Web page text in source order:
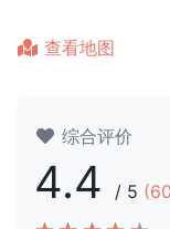
查看地图
综合评价
4.4 / 5 (60